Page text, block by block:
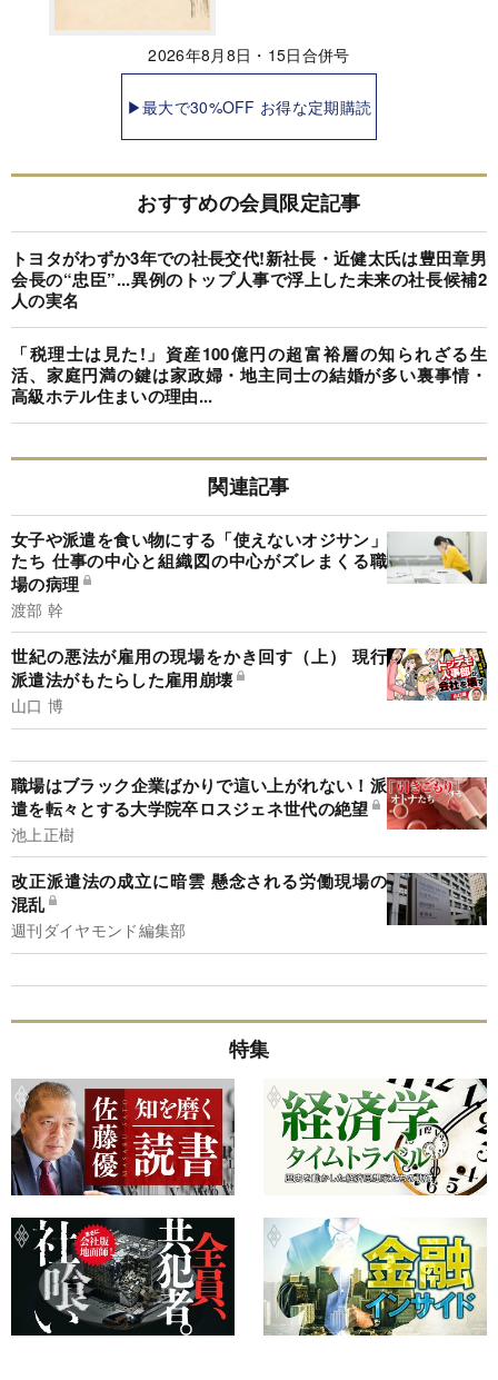
2026年8月8日・15日合併号
▶最大で30%OFF お得な定期購読
おすすめの会員限定記事
トヨタがわずか3年での社長交代!新社長・近健太氏は豊田章男
会長の“忠臣”...異例のトップ人事で浮上した未来の社長候補2
人の実名
「税理士は見た!」資産100億円の超富裕層の知られざる生
活、家庭円満の鍵は家政婦・地主同士の結婚が多い裏事情・
高級ホテル住まいの理由...
関連記事
女子や派遣を食い物にする「使えないオジサン」
たち 仕事の中心と組織図の中心がズレまくる職
場の病理
渡部 幹
世紀の悪法が雇用の現場をかき回す（上） 現行
派遣法がもたらした雇用崩壊
山口 博
職場はブラック企業ばかりで這い上がれない！派
遣を転々とする大学院卒ロスジェネ世代の絶望
池上正樹
改正派遣法の成立に暗雲 懸念される労働現場の
混乱
週刊ダイヤモンド編集部
特集